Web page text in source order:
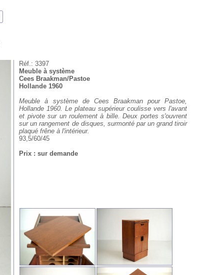
Réf.: 3397
Meuble à système
Cees Braakman/Pastoe
Hollande 1960
Meuble à système de Cees Braakman pour Pastoe,
Hollande 1960. Le plateau supérieur coulisse vers l'avant
et pivote sur un roulement à bille. Deux portes s'ouvrent
sur un rangement de disques, surmonté par un grand tiroir
plaqué frêne à l'intérieur.
93,5/60/45
Prix : sur demande